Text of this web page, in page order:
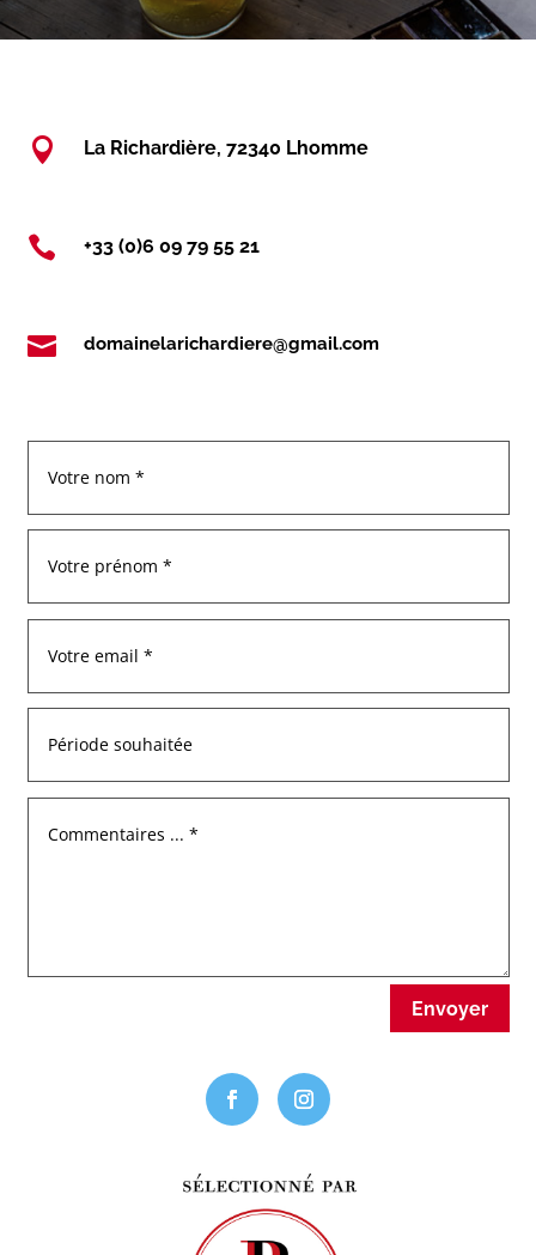
 La Richardière, 72340 Lhomme
 +33 (0)6 09 79 55 21
 domainelarichardiere@gmail.com
Envoyer